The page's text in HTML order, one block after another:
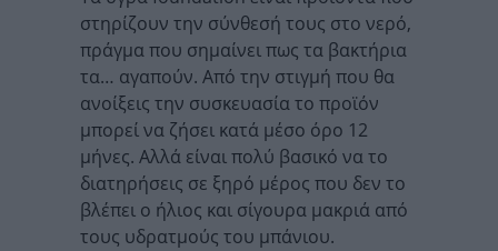
στηρίζουν την σύνθεσή τους στο νερό,
πράγμα που σημαίνει πως τα βακτήρια
τα… αγαπούν. Από την στιγμή που θα
ανοίξεις την συσκευασία το προϊόν
μπορεί να ζήσει κατά μέσο όρο 12
μήνες. Αλλά είναι πολύ βασικό να το
διατηρήσεις σε ξηρό μέρος που δεν το
βλέπει ο ήλιος και σίγουρα μακριά από
τους υδρατμούς του μπάνιου.